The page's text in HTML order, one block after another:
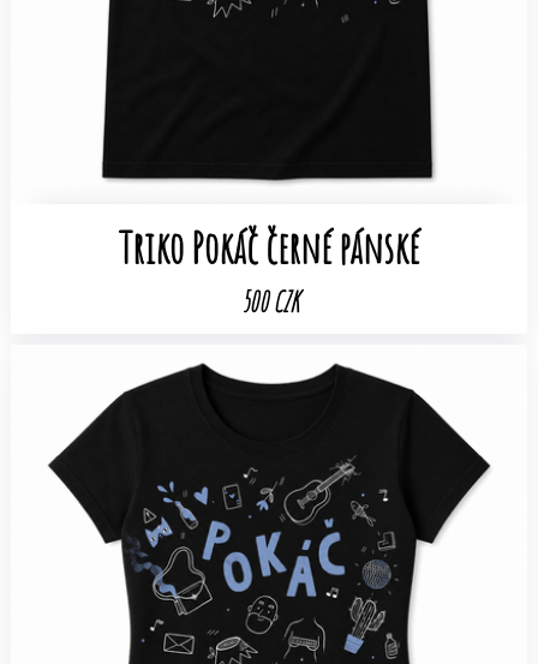
Triko Pokáč černé pánské
500 CZK